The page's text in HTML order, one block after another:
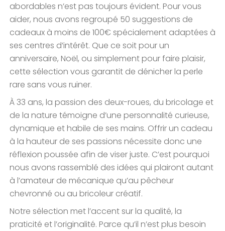
abordables n’est pas toujours évident. Pour vous
aider, nous avons regroupé 50 suggestions de
cadeaux à moins de 100€ spécialement adaptées à
ses centres d’intérêt. Que ce soit pour un
anniversaire, Noël, ou simplement pour faire plaisir,
cette sélection vous garantit de dénicher la perle
rare sans vous ruiner.
À 33 ans, la passion des deux-roues, du bricolage et
de la nature témoigne d’une personnalité curieuse,
dynamique et habile de ses mains. Offrir un cadeau
à la hauteur de ses passions nécessite donc une
réflexion poussée afin de viser juste. C’est pourquoi
nous avons rassemblé des idées qui plairont autant
à l’amateur de mécanique qu’au pêcheur
chevronné ou au bricoleur créatif.
Notre sélection met l’accent sur la qualité, la
praticité et l’originalité. Parce qu’il n’est plus besoin